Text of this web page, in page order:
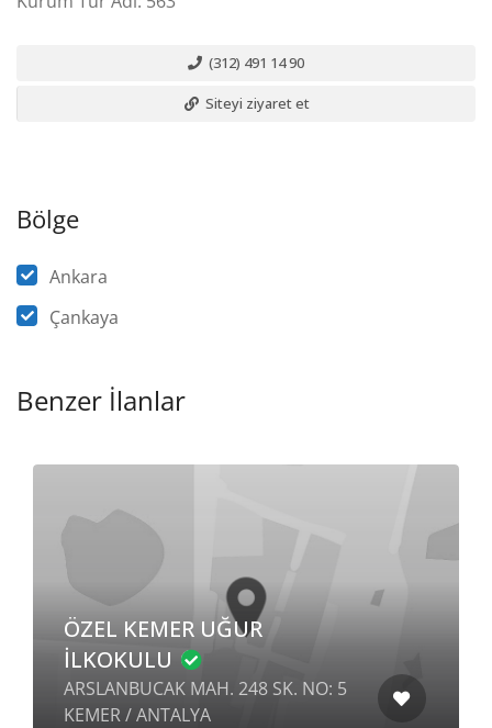
(312) 491 14 90
Siteyi ziyaret et
Bölge
Ankara
Çankaya
Benzer İlanlar
ÖZEL KEMER UĞUR
İLKOKULU
ARSLANBUCAK MAH. 248 SK. NO: 5
KEMER / ANTALYA